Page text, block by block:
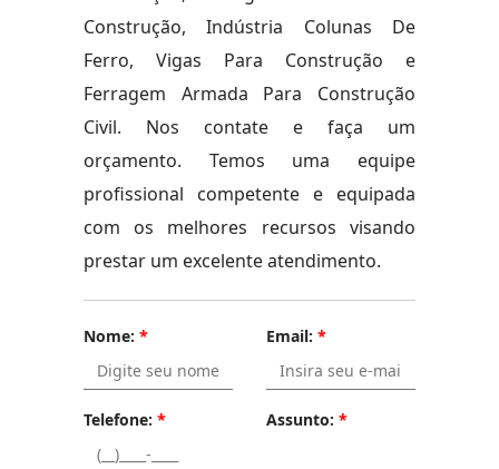
Construção, Indústria Colunas De
Ferro, Vigas Para Construção e
Ferragem Armada Para Construção
Civil. Nos contate e faça um
orçamento. Temos uma equipe
profissional competente e equipada
com os melhores recursos visando
prestar um excelente atendimento.
Nome: * Email: *
Telefone: * Assunto: *